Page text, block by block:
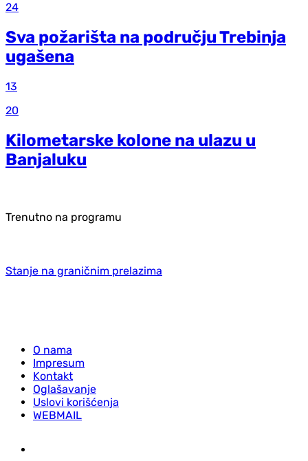
24
Sva požarišta na području Trebinja
ugašena
13
20
Kilometarske kolone na ulazu u
Banjaluku
Trenutno na programu
Stanje na graničnim prelazima
O nama
Impresum
Kontakt
Oglašavanje
Uslovi korišćenja
WEBMAIL